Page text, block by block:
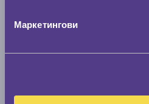
Маркетингови